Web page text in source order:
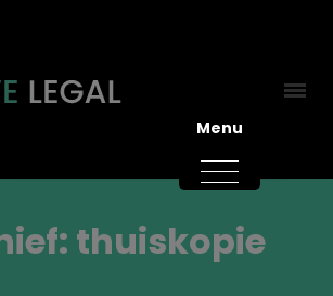
thuiskopie
Menu